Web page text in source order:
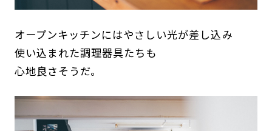
オープンキッチンにはやさしい光が差し込み
使い込まれた調理器具たちも
心地良さそうだ。